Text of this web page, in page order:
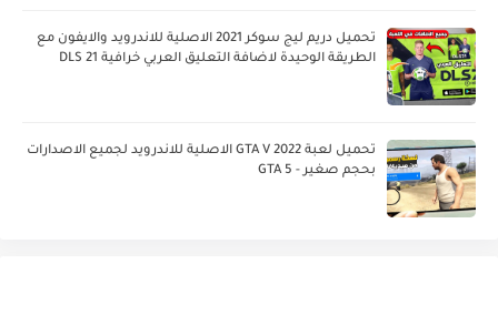
تحميل دريم ليج سوكر 2021 الاصلية للاندرويد والايفون مع
الطريقة الوحيدة لاضافة التعليق العربي خرافية DLS 21
تحميل لعبة GTA V 2022 الاصلية للاندرويد لجميع الاصدارات
بحجم صغير - GTA 5